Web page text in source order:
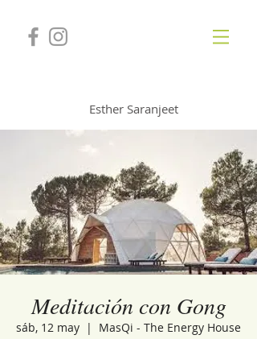
Esther Saranjeet
Meditación con Gong
sáb, 12 may
  |
MasQi - The Energy House